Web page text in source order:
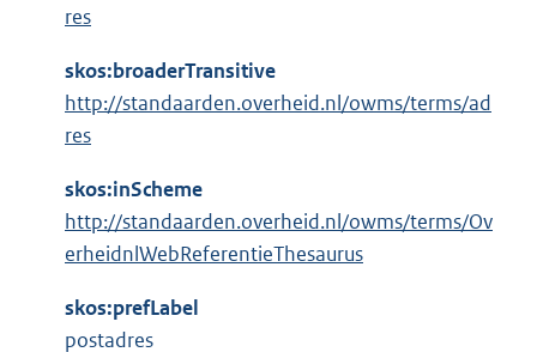
:
n
k
:
res
skos:broaderTransitive
http://standaarden.overheid.nl/owms/terms/ad
res
skos:inScheme
http://standaarden.overheid.nl/owms/terms/Ov
erheidnlWebReferentieThesaurus
skos:prefLabel
postadres